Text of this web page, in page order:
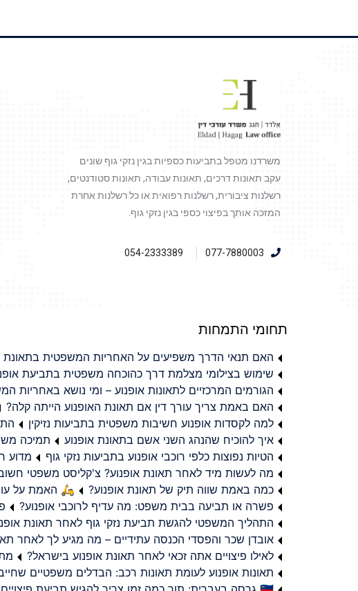
משרדנו מטפל בתביעות כספיות בגין נזקי גוף שונים
עקב תאונות דרכים, תאונות עבודה, תאונות סטודנטים,
רשלנות ציבורית, רשלנות רפואית או כל רשלנות אחרת
המזכה אותך בפיצוי כספי בגין נזקי גוף.
077-7880003
054-2333389
תחומי התמחות
האם תנאי הדרך משפיעים על האחריות המשפטית בתאונת
שימוש בצילומי מצלמת דרך כהוכחה משפטית בתביעת
הגורמים המרכזיים לתאונות אופנוע – ומי נושא באחריות
האם באמת צריך עורך דין אם תאונת האופנוע הייתה קלה?
למה לקסדות אופנוע חשיבות משפטית בתביעות נזיקין
איך להוכיח שהנהג השני אשם בתאונת אופנוע
תמיכה
הטיות נפוצות כלפי רוכבי אופנוע בתביעות נזקי גוף
מדוע
מה לעשות מיד לאחר תאונת אופנוע? צ'קליסט משפטי
כמה באמת שווה תיק של תאונת אופנוע?
🛵 האמת על
פשרה או תביעה בבית משפט: מה עדיף לרוכבי אופנוע?
התהליך המשפטי להגשת תביעת נזקי גוף לאחר תאונת
אובדן שכר והפסדי הכנסה עתידיים – מה מגיע לך לאחר
לאילו פיצויים אתה זכאי לאחר תאונת אופנוע בישראל?
תאונות אופנוע לעומת תאונות רכב: הבדלים משפטיים